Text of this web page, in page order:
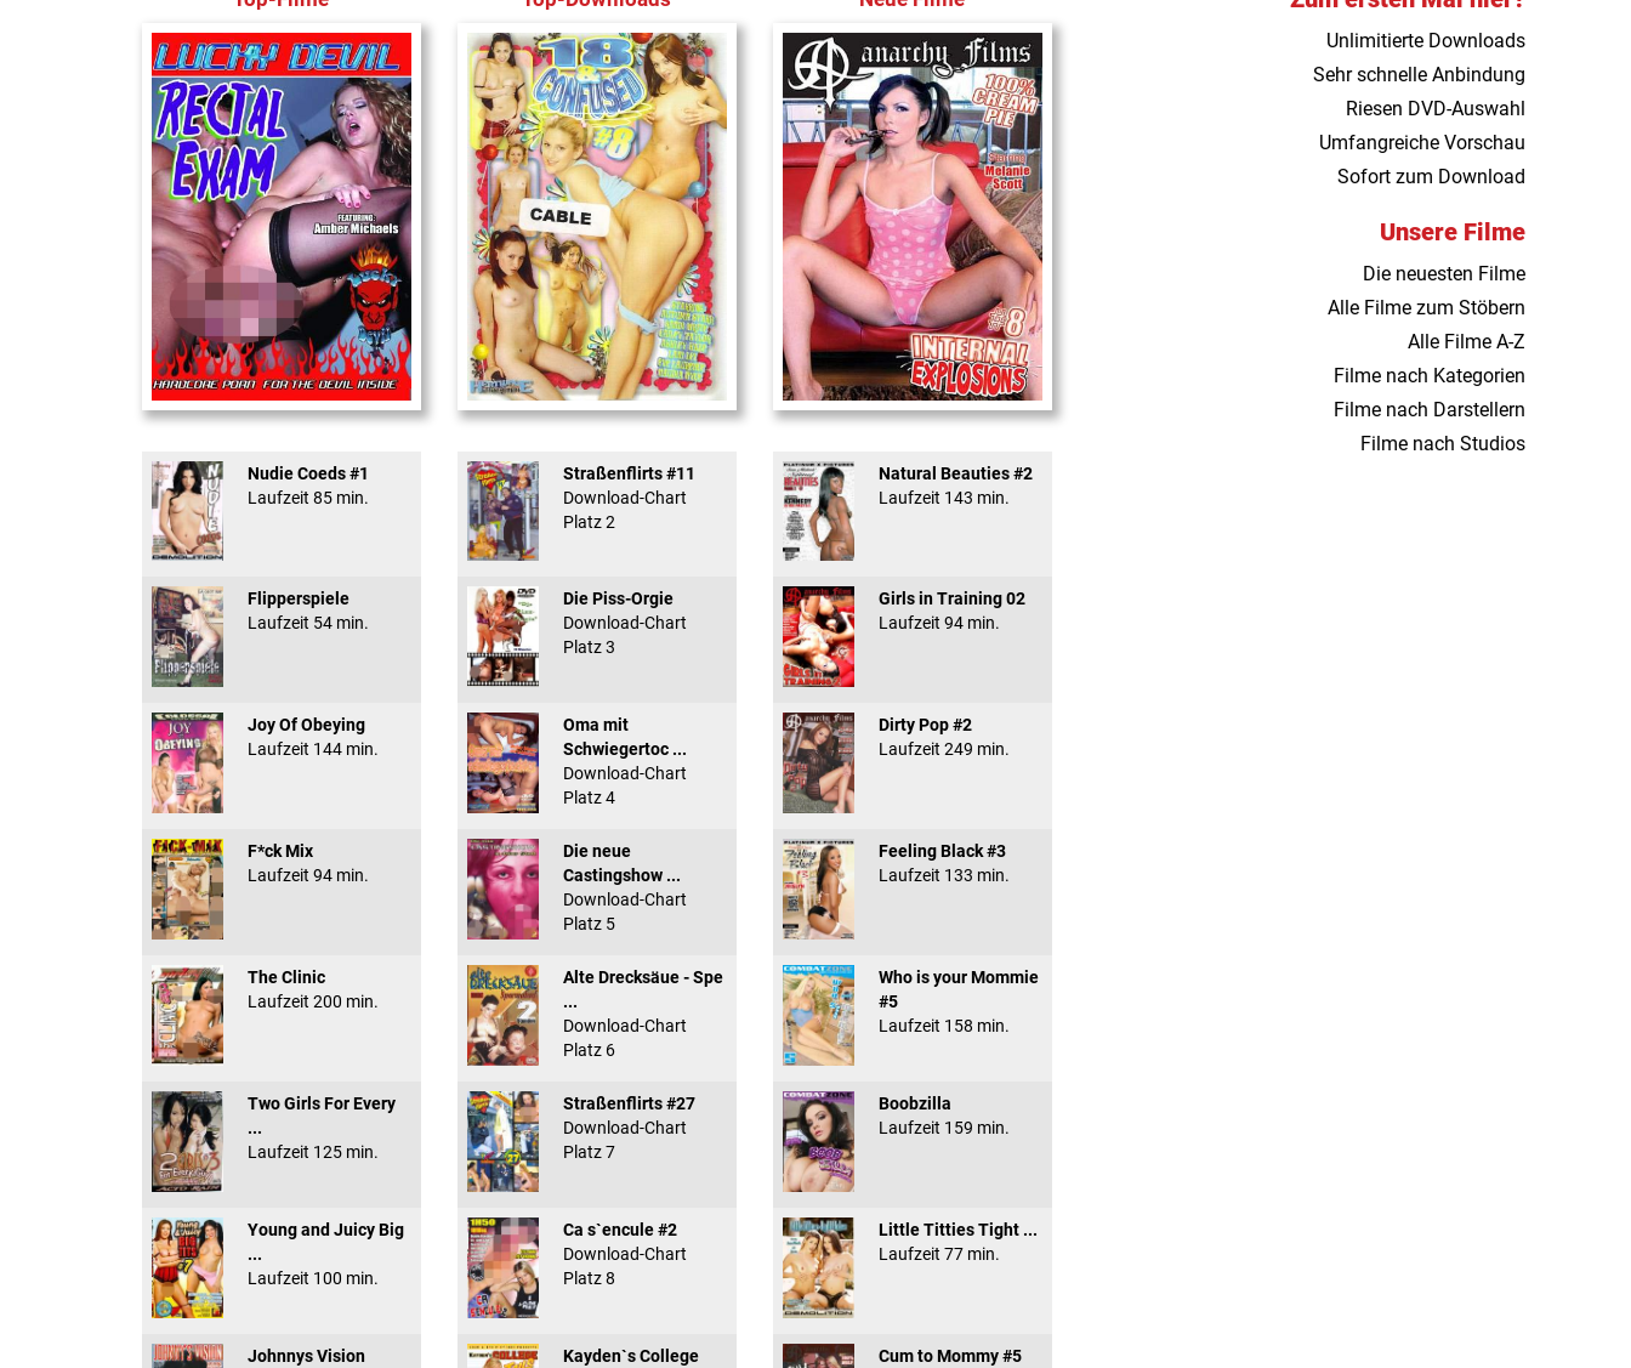
Rectal Exam
Nudie Coeds #1
Laufzeit 85 min.
Flipperspiele
Laufzeit 54 min.
Joy Of Obeying
Laufzeit 144 min.
F*ck Mix
Laufzeit 94 min.
The Clinic
Laufzeit 200 min.
Two Girls For Every
...
Laufzeit 125 min.
Young and Juicy Big
...
Laufzeit 100 min.
Johnnys Vision
18 And Confused #8 - ...
Straßenflirts #11
Download-Chart
Platz 2
Die Piss-Orgie
Download-Chart
Platz 3
Oma mit
Schwiegertoc ...
Download-Chart
Platz 4
Die neue
Castingshow ...
Download-Chart
Platz 5
Alte Drecksäue - Spe
...
Download-Chart
Platz 6
Straßenflirts #27
Download-Chart
Platz 7
Ca s`encule #2
Download-Chart
Platz 8
Kayden`s College
Internal Explosionen
Natural Beauties #2
Laufzeit 143 min.
Girls in Training 02
Laufzeit 94 min.
Dirty Pop #2
Laufzeit 249 min.
Feeling Black #3
Laufzeit 133 min.
Who is your Mommie
#5
Laufzeit 158 min.
Boobzilla
Laufzeit 159 min.
Little Titties Tight ...
Laufzeit 77 min.
Cum to Mommy #5
Unlimitierte Downloads
Sehr schnelle Anbindung
Riesen DVD-Auswahl
Umfangreiche Vorschau
Sofort zum Download
Unsere Filme
Die neuesten Filme
Alle Filme zum Stöbern
Alle Filme A-Z
Filme nach Kategorien
Filme nach Darstellern
Filme nach Studios